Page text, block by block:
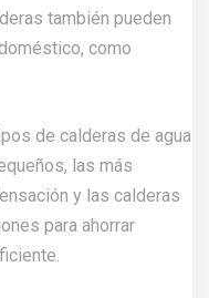
también pueden
como
de calderas de agua
las más
y las calderas
para ahorrar